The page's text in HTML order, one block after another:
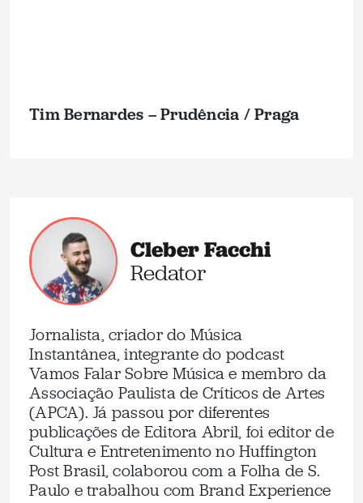
Tim Bernardes – Prudência / Praga
Cleber Facchi
Redator
Jornalista, criador do Música
Instantânea, integrante do podcast
Vamos Falar Sobre Música e membro da
Associação Paulista de Críticos de Artes
(APCA). Já passou por diferentes
publicações de Editora Abril, foi editor de
Cultura e Entretenimento no Huffington
Post Brasil, colaborou com a Folha de S.
Paulo e trabalhou com Brand Experience